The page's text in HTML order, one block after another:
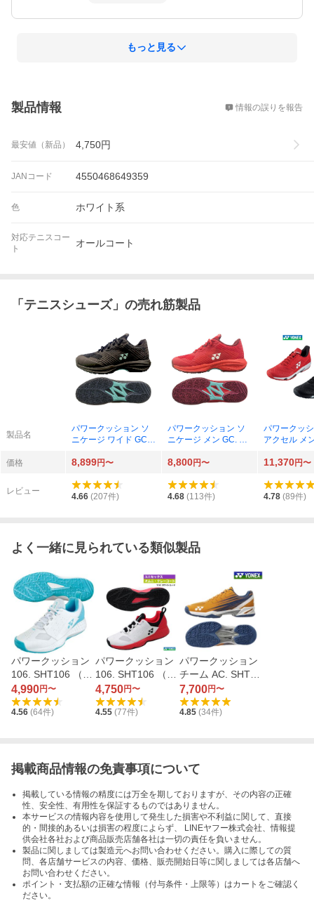
もっと見る
製品情報 情報の誤りを報告
最安値（新品） 4,750円
JANコード 4550468649359
色 ホワイト系
対応テニスコー
ト
オールコート
「 テニスシューズ」の売れ筋製品
製品名
パワークッション ソ
ニケージ ワイド GC.
ク（007））
パワークッション ソ
ニケージ メン GC. SH
1））
パワークッ
アクセル メ
（007））
価格 8,899円〜 8,800円〜 11,370円〜
レビュー
4.66 (207件) 4.68 (113件) 4.78 (89件)
よく一緒に見られている類似製品
パワークッション
106. SHT106 （ホ
ワイト/サックス
（063））
4,990円〜
4.56 (64件)
パワークッション
106. SHT106 （ホ
ワイト/レッド（11
4））
4,750円〜
4.55 (77件)
パワークッション
チーム AC. SHTTA
C （オレンジ/ネイ
ビー（779））
7,700円〜
4.85 (34件)
掲載商品情報の免責事項について
掲載している情報の精度には万全を期しておりますが、その内容の正確
性、安全性、有用性を保証するものではありません。
本サービスの情報内容を使用して発生した損害や不利益に関して、直接
的・間接的あるいは損害の程度によらず、 LINEヤフー株式会社、情報提
供会社各社および商品販売店舗各社は一切の責任を負いません。
製品に関しましては製造元へお問い合わせください。購入に際しての質
問、各店舗サービスの内容、価格、販売開始日等に関しましては各店舗へ
お問い合わせください。
ポイント・支払額の正確な情報（付与条件・上限等）はカートをご確認く
ださい。